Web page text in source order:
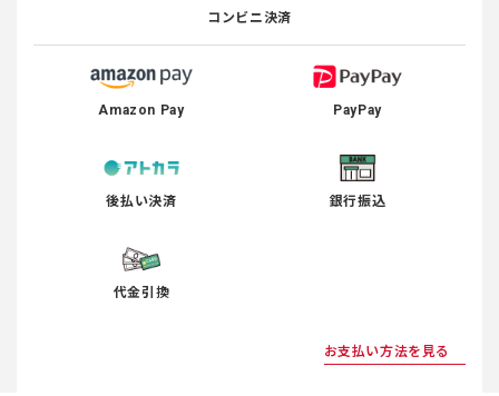
コンビニ決済
Amazon Pay PayPay
後払い決済 銀行振込
代金引換
お支払い方法を見る